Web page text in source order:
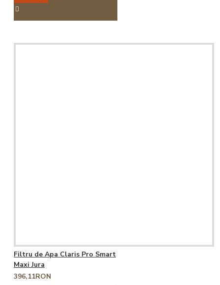
Filtru de Apa Claris Pro Smart
Maxi Jura
396,11RON